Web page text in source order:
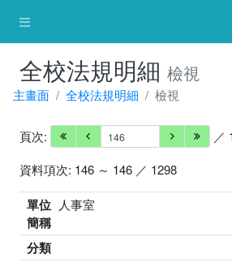
全校法規明細 檢視
主畫面 全校法規明細 檢視
頁次:
／
資料項次: 146 ～ 146 ／ 1298
單位
簡稱
人事室
分類